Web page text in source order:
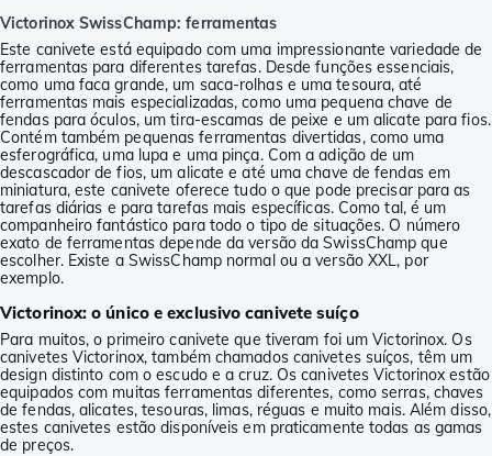
Victorinox SwissChamp: ferramentas
Este canivete está equipado com uma impressionante variedade de
ferramentas para diferentes tarefas. Desde funções essenciais,
como uma faca grande, um saca-rolhas e uma tesoura, até
ferramentas mais especializadas, como uma pequena chave de
fendas para óculos, um tira-escamas de peixe e um alicate para fios.
Contém também pequenas ferramentas divertidas, como uma
esferográfica, uma lupa e uma pinça. Com a adição de um
descascador de fios, um alicate e até uma chave de fendas em
miniatura, este canivete oferece tudo o que pode precisar para as
tarefas diárias e para tarefas mais específicas. Como tal, é um
companheiro fantástico para todo o tipo de situações. O número
exato de ferramentas depende da versão da SwissChamp que
escolher. Existe a SwissChamp normal ou a versão XXL, por
exemplo.
Victorinox: o único e exclusivo canivete suíço
Para muitos, o primeiro canivete que tiveram foi um Victorinox. Os
canivetes Victorinox, também chamados canivetes suíços, têm um
design distinto com o escudo e a cruz. Os canivetes Victorinox estão
equipados com muitas ferramentas diferentes, como serras, chaves
de fendas, alicates, tesouras, limas, réguas e muito mais. Além disso,
estes canivetes estão disponíveis em praticamente todas as gamas
de preços.